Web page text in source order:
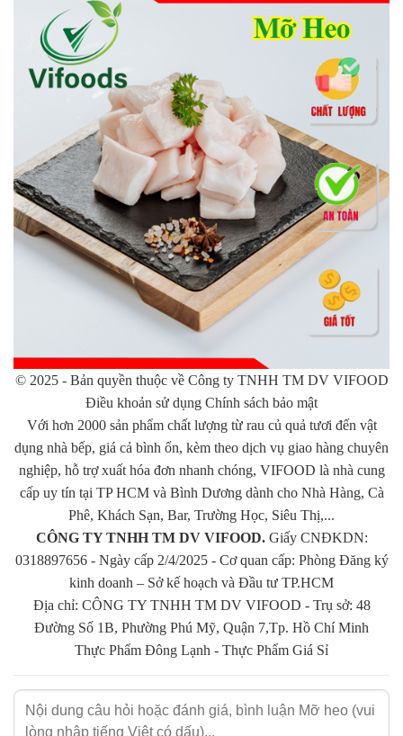
Thậm chí mỡ heo còn là nguyên liệu được xếp thứ 8 trong top 10
thực phẩm bổ dưỡng nhất. Vậy mỡ heo có những thành phần
dinh dưỡng gì, hãy xem tiếp nhé
Giá trị dinh dưỡng có trong mỡ heo
Trong mỡ heo chứa 40% chất bão hòa cùng với 60% các chất béo
không bão hòa. Vì vậy mà mỡ heo được xem là một trong những
loại thực phẩm có khả năng làm giảm các nguy cơ mắc bệnh tim
và đột quỵ.
Chế độ dinh dưỡng mỗi ngày cần hấp thu đầy đủ các chất thiết
yếu như chất béo, protein, carbon, vitamin và các khoáng chất
giúp cho cơ thể được cung cấp đủ năng lượng.
có dạng lỏng. Trên thị trường hiện nay có rất nhiều loại dầu ăn
như dầu đậu nành, dầu olive, dầu hạt hướng dương… mỗi loại có
chứa hàm lượng dinh dưỡng khác nhau, nhìn chung thành phần
chính trong dầu ăn là Triglyceride hay còn được gọi là chất béo
trung tính, có nguồn gốc từ 3 axit béo và glyxerin.
Công dụng của mỡ heo
Như đã nói ở trênmỡ heorất nhiều dưỡng chất thường được sử
dụng để bổ sung Vitamin A cho cơ thể, làm giảm các nguy cơ về
bệnh rối loạn nội tiết tố và loãng xương ở người già.
Ngoài ra mỡ heo còn giúp tái tạo các tế bào thần kinh mà trong
dầu ăn không có chứ năng này vì dầu ăn hầu hết được chiết xuất
Tuy nhiên thành phần của dầu ăn được chiết xuất từ đậu nành,
olive, … nên có chứa lượng cholesteron xấu rất thấp, axit béo
© 2025 - Bản quyền thuộc về Công ty TNHH TM DV VIFOOD
Điều khoản sử dụng Chính sách bảo mật
Với hơn 2000 sản phẩm chất lượng từ rau củ quả tươi đến vật
dụng nhà bếp, giá cả bình ổn, kèm theo dịch vụ giao hàng chuyên
nghiệp, hỗ trợ xuất hóa đơn nhanh chóng, VIFOOD là nhà cung
cấp uy tín tại TP HCM và Bình Dương dành cho Nhà Hàng, Cà
Phê, Khách Sạn, Bar, Trường Học, Siêu Thị,...
CÔNG TY TNHH TM DV VIFOOD.Giấy CNĐKDN:
0318897656 - Ngày cấp 2/4/2025 - Cơ quan cấp: Phòng Đăng ký
kinh doanh – Sở kế hoạch và Đầu tư TP.HCM
Địa chỉ: CÔNG TY TNHH TM DV VIFOOD - Trụ sở: 48
Đường Số 1B, Phường Phú Mỹ, Quận 7,Tp. Hồ Chí Minh
Thực Phẩm Đông Lạnh - Thực Phẩm Giá Sỉ